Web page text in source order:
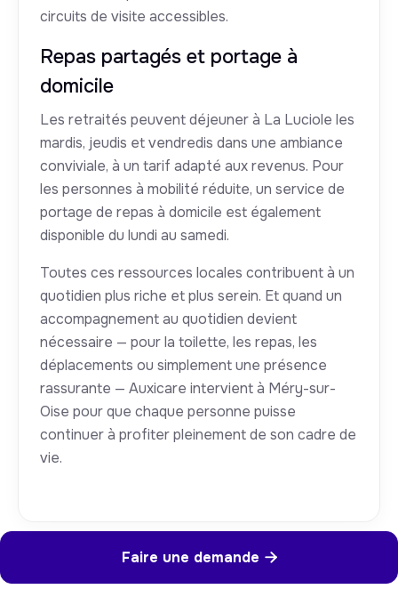
circuits de visite accessibles.
Repas partagés et portage à
domicile
Les retraités peuvent déjeuner à La Luciole les
mardis, jeudis et vendredis dans une ambiance
conviviale, à un tarif adapté aux revenus. Pour
les personnes à mobilité réduite, un service de
portage de repas à domicile est également
disponible du lundi au samedi.
Toutes ces ressources locales contribuent à un
quotidien plus riche et plus serein. Et quand un
accompagnement au quotidien devient
nécessaire — pour la toilette, les repas, les
déplacements ou simplement une présence
rassurante — Auxicare intervient à Méry-sur-
Oise pour que chaque personne puisse
continuer à profiter pleinement de son cadre de
vie.
Faire une demande 